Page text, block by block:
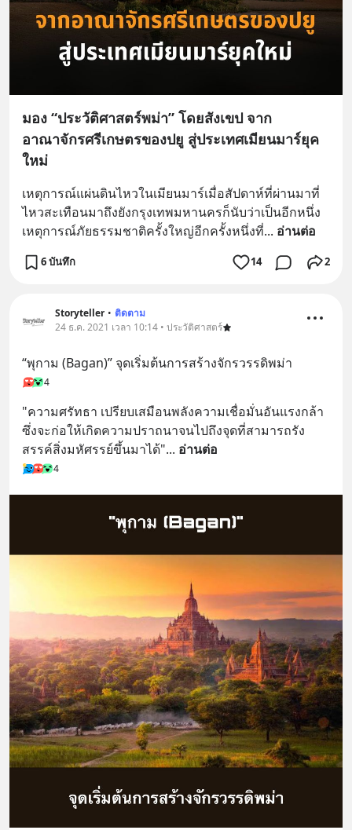
มอง “ประวัติศาสตร์พม่า” โดยสังเขป จาก
อาณาจักรศรีเกษตรของปยู สู่ประเทศเมียนมาร์ยุค
ใหม่
เหตุการณ์แผ่นดินไหวในเมียนมาร์เมื่อสัปดาห์ที่ผ่านมาที่
ไหวสะเทือนมาถึงยังกรุงเทพมหานครก็นับว่าเป็นอีกหนึ่ง
เหตุการณ์ภัยธรรมชาติครั้งใหญ่อีกครั้งหนึ่งที่... อ่านต่อ
6 บันทึก 14 2
Storyteller • ติดตาม
24 ธ.ค. 2021 เวลา 10:14 • ประวัติศาสตร์
“พุกาม (Bagan)” จุดเริ่มต้นการสร้างจักรวรรดิพม่า
4
"ความศรัทธา เปรียบเสมือนพลังความเชื่อมั่นอันแรงกล้า
ซึ่งจะก่อให้เกิดความปราถนาจนไปถึงจุดที่สามารถรัง
สรรค์สิ่งมหัศรรย์ขึ้นมาได้"... อ่านต่อ
4